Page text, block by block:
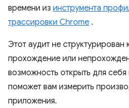
времени из инструмента
трассировки Chrome .
Этот аудит не структурирован
прохождение или
возможность открыть для
поможет вам измерить
приложения.